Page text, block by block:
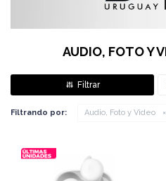
AUDIO, FOTO Y
Filtrando por: Audio, Foto y Video